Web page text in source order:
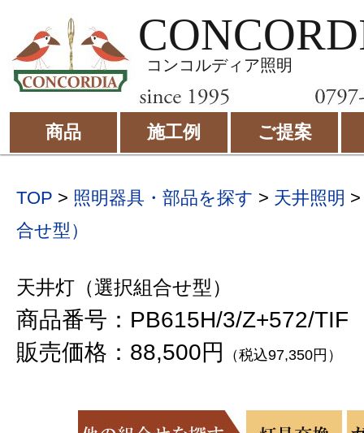
コンコルディア照明
商品 施工例 ご提案
TOP > 照明器具・部品を探す > 天井照明
合せ型）
天井灯（選択組合せ型）
商品番号：PB615H/3/Z+572/TIF
販売価格：88,500円
（税込97,350円）